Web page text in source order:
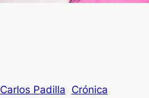
Carlos Padilla Crónica